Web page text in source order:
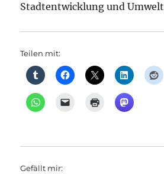
Stadtentwicklung und Umwelt
Teilen mit:
Gefällt mir: